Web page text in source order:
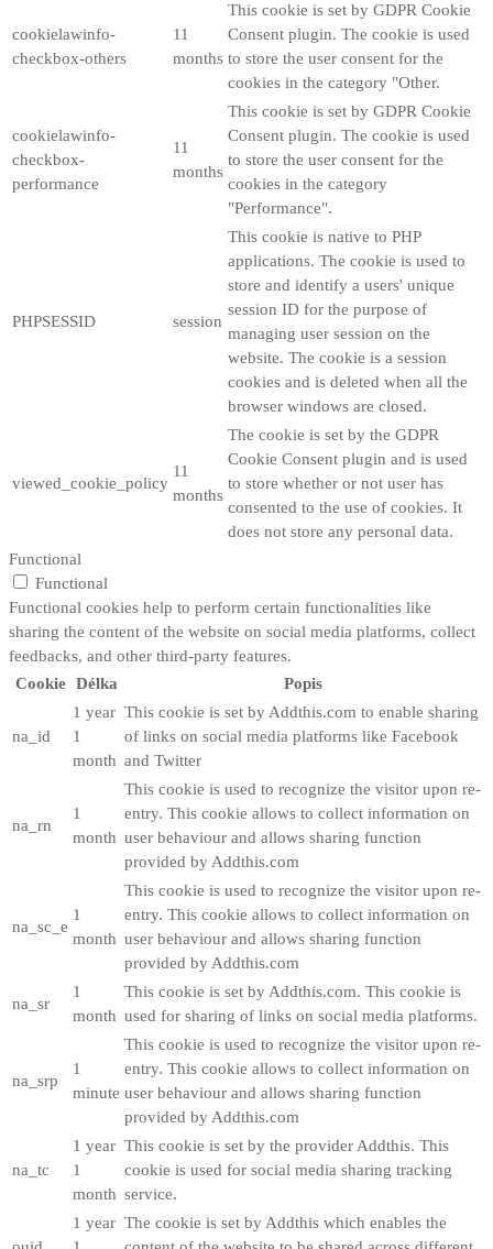
cookielawinfo-
checkbox-others
11
months
This cookie is set by GDPR Cookie
Consent plugin. The cookie is used
to store the user consent for the
cookies in the category "Other.
cookielawinfo-
checkbox-
performance
11
months
This cookie is set by GDPR Cookie
Consent plugin. The cookie is used
to store the user consent for the
cookies in the category
"Performance".
PHPSESSID session
This cookie is native to PHP
applications. The cookie is used to
store and identify a users' unique
session ID for the purpose of
managing user session on the
website. The cookie is a session
cookies and is deleted when all the
browser windows are closed.
viewed_cookie_policy
11
months
The cookie is set by the GDPR
Cookie Consent plugin and is used
to store whether or not user has
consented to the use of cookies. It
does not store any personal data.
Functional
Functional
Functional cookies help to perform certain functionalities like
sharing the content of the website on social media platforms, collect
feedbacks, and other third-party features.
Cookie Délka Popis
na_id
1 year
1
month
This cookie is set by Addthis.com to enable sharing
of links on social media platforms like Facebook
and Twitter
na_rn
1
month
This cookie is used to recognize the visitor upon re-
entry. This cookie allows to collect information on
user behaviour and allows sharing function
provided by Addthis.com
na_sc_e
1
month
This cookie is used to recognize the visitor upon re-
entry. This cookie allows to collect information on
user behaviour and allows sharing function
provided by Addthis.com
na_sr
1
month
This cookie is set by Addthis.com. This cookie is
used for sharing of links on social media platforms.
na_srp
1
minute
This cookie is used to recognize the visitor upon re-
entry. This cookie allows to collect information on
user behaviour and allows sharing function
provided by Addthis.com
na_tc
1 year
1
month
This cookie is set by the provider Addthis. This
cookie is used for social media sharing tracking
service.
1 year The cookie is set by Addthis which enables the